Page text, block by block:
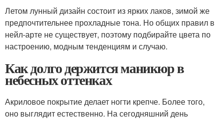
Летом лунный дизайн состоит из ярких лаков, зимой же
предпочтительнее прохладные тона. Но общих правил в
нейл-арте не существует, поэтому подбирайте цвета по
настроению, модным тенденциям и случаю.
Как долго держится маникюр в
небесных оттенках
Акриловое покрытие делает ногти крепче. Более того,
оно выглядит естественно. На сегодняшний день